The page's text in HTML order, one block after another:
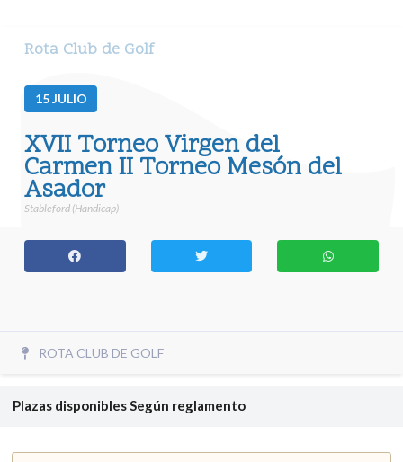
Rota Club de Golf
15JULIO
XVII Torneo Virgen del
Carmen II Torneo Mesón del
Asador
Stableford (Handicap)
ROTA CLUB DE GOLF
Plazas disponiblesSegún reglamento